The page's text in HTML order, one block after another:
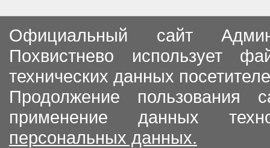
Официальный сайт
Похвистнево использует
технических данных
Продолжение пользования
применение данных
персональных данных.